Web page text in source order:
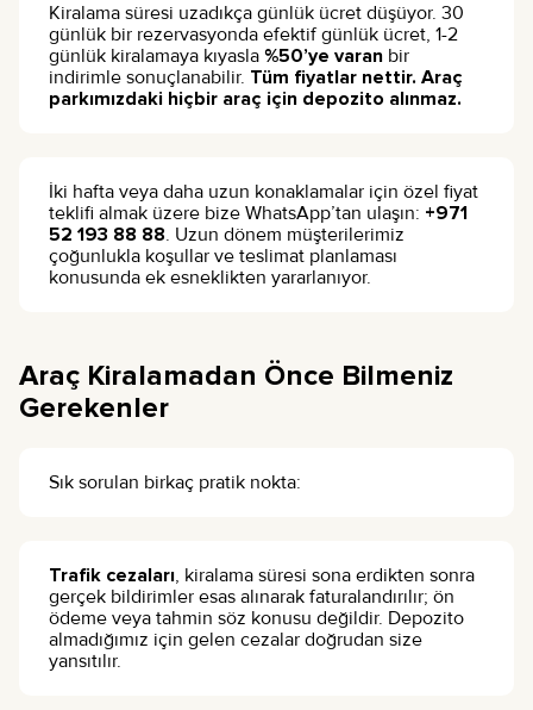
Kiralama süresi uzadıkça günlük ücret düşüyor. 30
günlük bir rezervasyonda efektif günlük ücret, 1-2
günlük kiralamaya kıyasla %50’ye varan bir
indirimle sonuçlanabilir. Tüm fiyatlar nettir. Araç
parkımızdaki hiçbir araç için depozito alınmaz.
İki hafta veya daha uzun konaklamalar için özel fiyat
teklifi almak üzere bize WhatsApp’tan ulaşın: +971
52 193 88 88. Uzun dönem müşterilerimiz
çoğunlukla koşullar ve teslimat planlaması
konusunda ek esneklikten yararlanıyor.
Araç Kiralamadan Önce Bilmeniz
Gerekenler
Sık sorulan birkaç pratik nokta:
Trafik cezaları, kiralama süresi sona erdikten sonra
gerçek bildirimler esas alınarak faturalandırılır; ön
ödeme veya tahmin söz konusu değildir. Depozito
almadığımız için gelen cezalar doğrudan size
yansıtılır.